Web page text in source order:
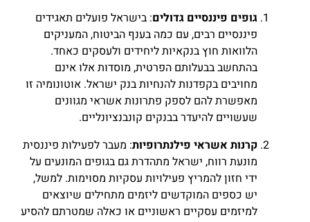
גופים פיננסיים גדולים: בישראל פועלים תאגידים
פיננסיים רבים, עם כמה בענף הביטוח, המעניקים
הלוואות חוץ בנקאיות ליחידים ולעסקים כאחד.
בהתחשב בבעלותם הפרטית, מוסדות אלו אינם
מחויבים בקפדנות להנחיות בנק ישראל. אוטונומיה זו
מאפשרת להם לספק פתרונות אשראי מגוונים
שעשויים להיעדר בבנקים קונבנציונליים.
קרנות אשראי פילנתרופיות: מעבר לפעילות פיננסית
מונעת רווח, ישראל מתהדרת גם בגופים המונעים על
ידי חזון להמריץ פעילויות עסקיות מסוימות. למשל,
יש כספים המוקדשים ליזמים מתחילים שיוצאים
למיזמים עסקיים ראשוניים או כאלה שמטרתם להסיע